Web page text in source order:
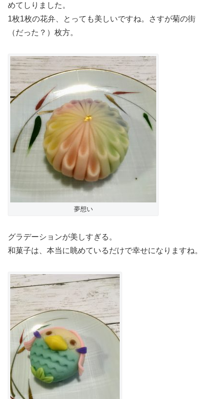
めてしりました。
1枚1枚の花弁、とっても美しいですね。さすが菊の街
（だった？）枚方。
夢想い
グラデーションが美しすぎる。
和菓子は、本当に眺めているだけで幸せになりますね。